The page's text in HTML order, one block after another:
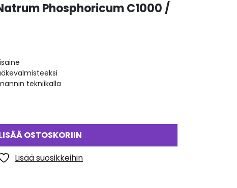
Phosphoricum C1000 /
tekniikalla
OSTOSKORIIN
Lisää suosikkeihin